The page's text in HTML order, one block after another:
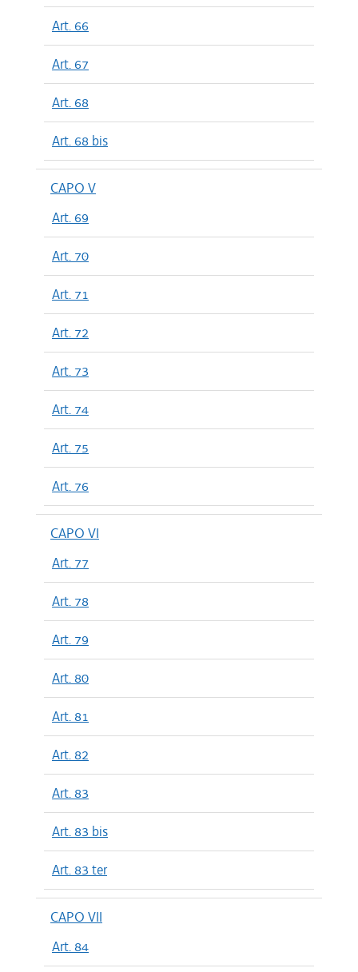
Art. 66
Art. 67
Art. 68
Art. 68 bis
CAPO V
Art. 69
Art. 70
Art. 71
Art. 72
Art. 73
Art. 74
Art. 75
Art. 76
CAPO VI
Art. 77
Art. 78
Art. 79
Art. 80
Art. 81
Art. 82
Art. 83
Art. 83 bis
Art. 83 ter
CAPO VII
Art. 84